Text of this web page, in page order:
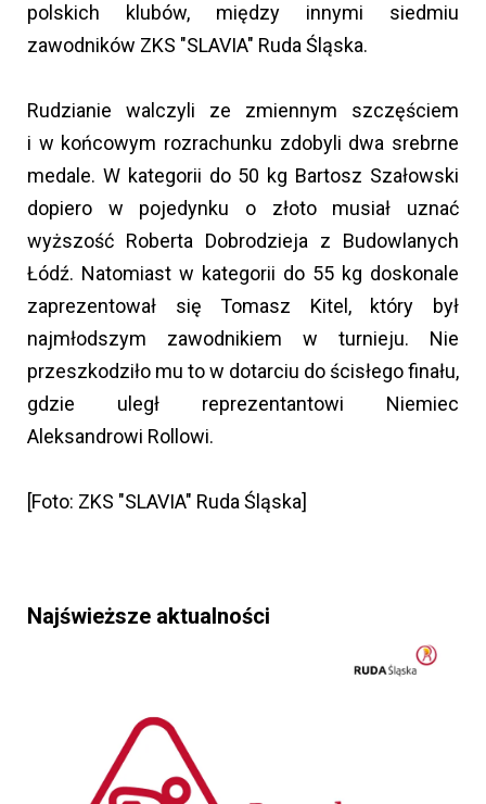
polskich klubów, między innymi siedmiu
zawodników ZKS "SLAVIA" Ruda Śląska.
Rudzianie walczyli ze zmiennym szczęściem
i w końcowym rozrachunku zdobyli dwa srebrne
medale. W kategorii do 50 kg Bartosz Szałowski
dopiero w pojedynku o złoto musiał uznać
wyższość Roberta Dobrodzieja z Budowlanych
Łódź. Natomiast w kategorii do 55 kg doskonale
zaprezentował się Tomasz Kitel, który był
najmłodszym zawodnikiem w turnieju. Nie
przeszkodziło mu to w dotarciu do ścisłego finału,
gdzie uległ reprezentantowi Niemiec
Aleksandrowi Rollowi.
[Foto: ZKS "SLAVIA" Ruda Śląska]
Najświeższe aktualności